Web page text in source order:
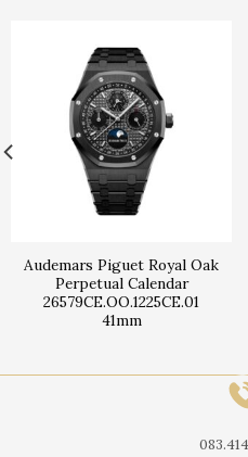
Audemars Piguet Royal Oak
Perpetual Calendar
26579CE.OO.1225CE.01
41mm